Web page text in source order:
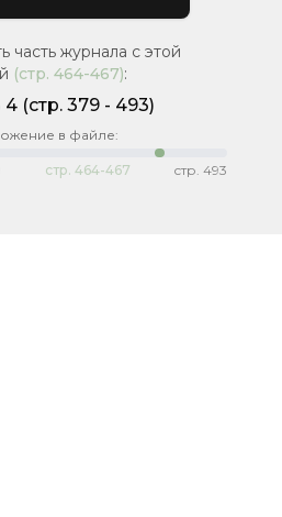
часть журнала с этой
(стр. 464-467):
4 (cтр. 379 - 493)
в файле:
стр. 464-467 стр. 493